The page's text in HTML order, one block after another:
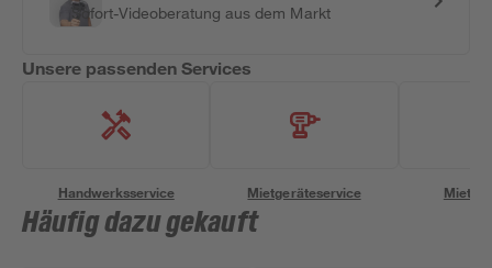
Sofort-Videoberatung aus dem Markt
Unsere passenden Services
Handwerksservice Mietgeräteservice
Häufig dazu gekauft